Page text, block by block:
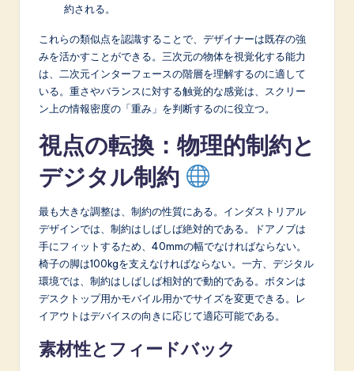
約される。
これらの類似点を認識することで、デザイナーは既存の強
みを活かすことができる。三次元の物体を視覚化する能力
は、二次元インターフェースの階層を理解するのに適して
いる。重さやバランスに対する触覚的な感覚は、スクリー
ン上の情報密度の「重み」を判断するのに役立つ。
視点の転換：物理的制約と
デジタル制約
最も大きな調整は、制約の性質にある。インダストリアル
デザインでは、制約はしばしば絶対的である。ドアノブは
手にフィットするため、40mmの幅でなければならない。
椅子の脚は100kgを支えなければならない。一方、デジタル
環境では、制約はしばしば相対的で動的である。ボタンは
デスクトップ用かモバイル用かでサイズを変更できる。レ
イアウトはデバイスの向きに応じて適応可能である。
素材性とフィードバック